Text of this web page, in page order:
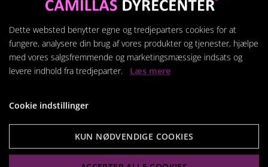
Vis produkt
Dette websted benytter egne og tredjeparters cookies for at
fungere, analysere din brug af vores produkter og tjenester, hjælpe
med vores salgsfremmende og marketingsmæssige indsats og
levere indhold fra tredjeparter. Læs mere
Cookie indstillinger
KUN NØDVENDIGE COOKIES